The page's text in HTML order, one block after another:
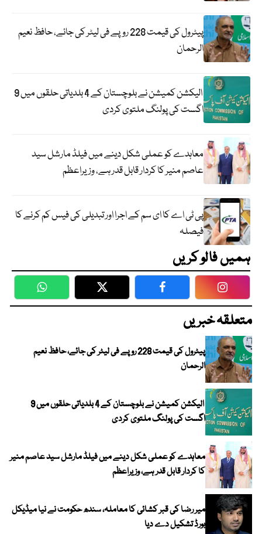
پیٹرول کی قیمت 228 روپے فی لیٹر کی جائے، حافظ نعیم
الرحمان
الیکشن کمیشن نے بلوچستان کے 4 بلدیاتی حلقوں میں 9
اگست کی پولنگ ملتوی کردی
معاہدے کو عملی شکل دینے میں فیلڈ مارشل سید
عاصم منیر کا کردار قابل قدر ہے، وزیراعظم
پی ٹی اے کا ای سم کے اجرا اور تبدیلی کی فیس کم کرنے کا
فیصلہ
ہمیں فالو کریں
WhatsApp Twitter Facebook
متعلقہ خبریں
پیٹرول کی قیمت 228 روپے فی لیٹر کی جائے، حافظ نعیم
الرحمان
الیکشن کمیشن نے بلوچستان کے 4 بلدیاتی حلقوں میں 9
اگست کی پولنگ ملتوی کردی
معاہدے کو عملی شکل دینے میں فیلڈ مارشل سید عاصم منیر
کا کردار قابل قدر ہے، وزیراعظم
میر رضا کی قبر کشائی کا معاملہ، سندھ حکومت نے نیا میڈیکل
بورڈ تشکیل دے دیا